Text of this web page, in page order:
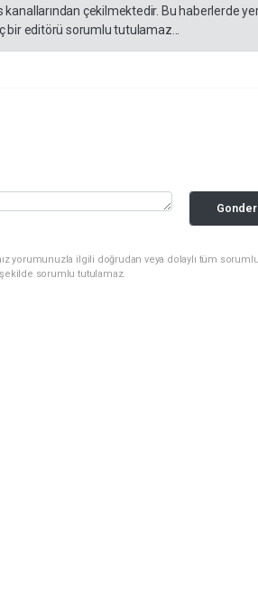
çekilmektedir. Bu haberlerde
editörü sorumlu tutulamaz...
Gonder
yorumunuzla ilgili doğrudan veya dolaylı tüm
sorumlu tutulamaz.